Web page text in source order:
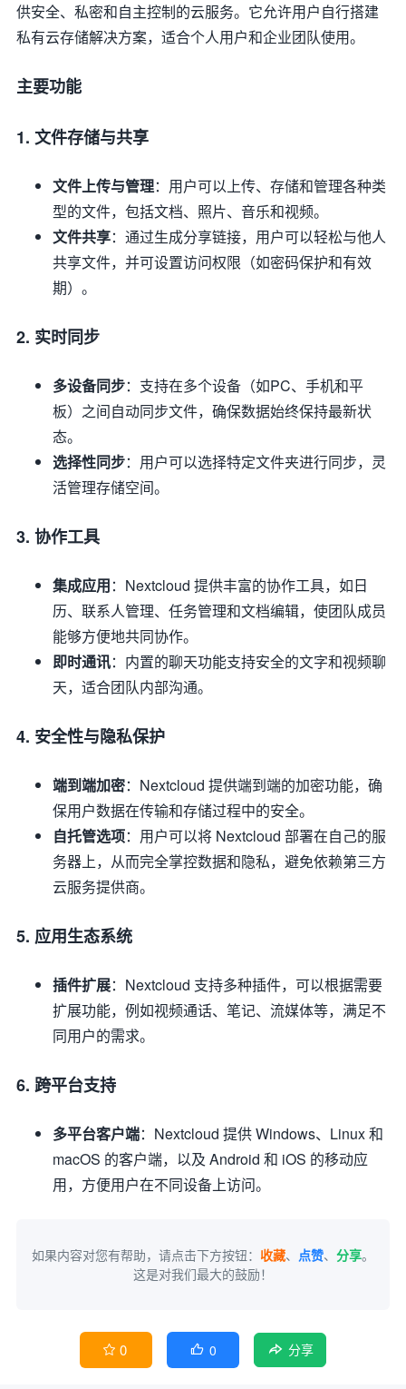
供安全、私密和自主控制的云服务。它允许用户自行搭建
私有云存储解决方案，适合个人用户和企业团队使用。
主要功能
1. 文件存储与共享
文件上传与管理：用户可以上传、存储和管理各种类
型的文件，包括文档、照片、音乐和视频。
文件共享：通过生成分享链接，用户可以轻松与他人
共享文件，并可设置访问权限（如密码保护和有效
期）。
2. 实时同步
多设备同步：支持在多个设备（如PC、手机和平
板）之间自动同步文件，确保数据始终保持最新状
态。
选择性同步：用户可以选择特定文件夹进行同步，灵
活管理存储空间。
3. 协作工具
集成应用：Nextcloud 提供丰富的协作工具，如日
历、联系人管理、任务管理和文档编辑，使团队成员
能够方便地共同协作。
即时通讯：内置的聊天功能支持安全的文字和视频聊
天，适合团队内部沟通。
4. 安全性与隐私保护
端到端加密：Nextcloud 提供端到端的加密功能，确
保用户数据在传输和存储过程中的安全。
自托管选项：用户可以将 Nextcloud 部署在自己的服
务器上，从而完全掌控数据和隐私，避免依赖第三方
云服务提供商。
5. 应用生态系统
插件扩展：Nextcloud 支持多种插件，可以根据需要
扩展功能，例如视频通话、笔记、流媒体等，满足不
同用户的需求。
6. 跨平台支持
多平台客户端：Nextcloud 提供 Windows、Linux 和
macOS 的客户端，以及 Android 和 iOS 的移动应
用，方便用户在不同设备上访问。
如果内容对您有帮助，请点击下方按钮： 收藏、 点赞、 分享。
这是对我们最大的鼓励！
 0  0 分享